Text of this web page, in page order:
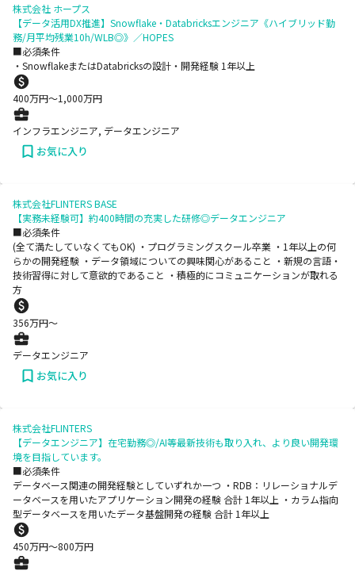
株式会社 ホープス
【データ活用DX推進】Snowflake・Databricksエンジニア《ハイブリッド勤
務/月平均残業10h/WLB◎》／HOPES
■必須条件
・SnowflakeまたはDatabricksの設計・開発経験 1年以上
400万円〜1,000万円
インフラエンジニア, データエンジニア
お気に入り
株式会社FLINTERS BASE
【実務未経験可】約400時間の充実した研修◎データエンジニア
■必須条件
(全て満たしていなくてもOK) ・プログラミングスクール卒業 ・1年以上の何
らかの開発経験 ・データ領域についての興味関心があること ・新規の言語・
技術習得に対して意欲的であること ・積極的にコミュニケーションが取れる
方
356万円〜
データエンジニア
お気に入り
株式会社FLINTERS
【データエンジニア】在宅勤務◎/AI等最新技術も取り入れ、より良い開発環
境を目指しています。
■必須条件
データベース関連の開発経験としていずれか一つ ・RDB：リレーショナルデ
ータベースを用いたアプリケーション開発の経験 合計 1年以上 ・カラム指向
型データベースを用いたデータ基盤開発の経験 合計 1年以上
450万円〜800万円